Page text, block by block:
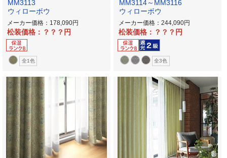
MM3113
ウィローボウ
メーカー価格：178,090
松装価格：？？？
全1色
MM3114～MM3116
ウィローボウ
メーカー価格：244,090
松装価格：？？？
全3色